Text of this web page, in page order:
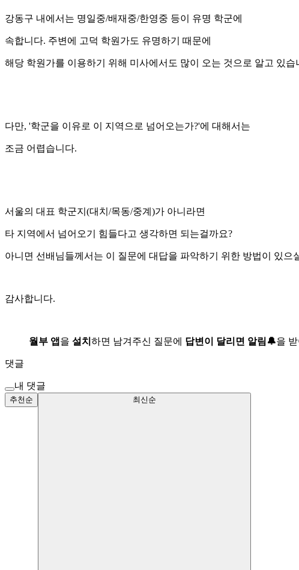
강동구 내에서는 명일중/배재중/한영중 등이 유명 학군에
속합니다. 주변에 고덕 학원가도 유명하기 때문에
해당 학원가를 이용하기 위해 미사에서도 많이 오는 것으로 알고 있습
다만, '학군을 이유로 이 지역으로 넘어오는가?'에 대해서는
조금 어렵습니다.
서울의 대표 학군지(대치/목동/중계)가 아니라면
타 지역에서 넘어오기 힘들다고 생각하면 되는걸까요?
아니면 선배님들께서는 이 질문에 대답을 파악하기 위한 방법이 있으
감사합니다.
월부 앱 을 설치 하면 남겨주신 질문에 답변이 달리면 알림🔔을
댓글
내 댓글
추천순 최신순